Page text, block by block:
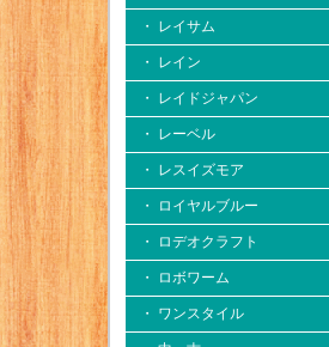
・ レイサム
・ レイン
・ レイドジャパン
・ レーベル
・ レスイズモア
・ ロイヤルブルー
・ ロデオクラフト
・ ロボワーム
・ ワンスタイル